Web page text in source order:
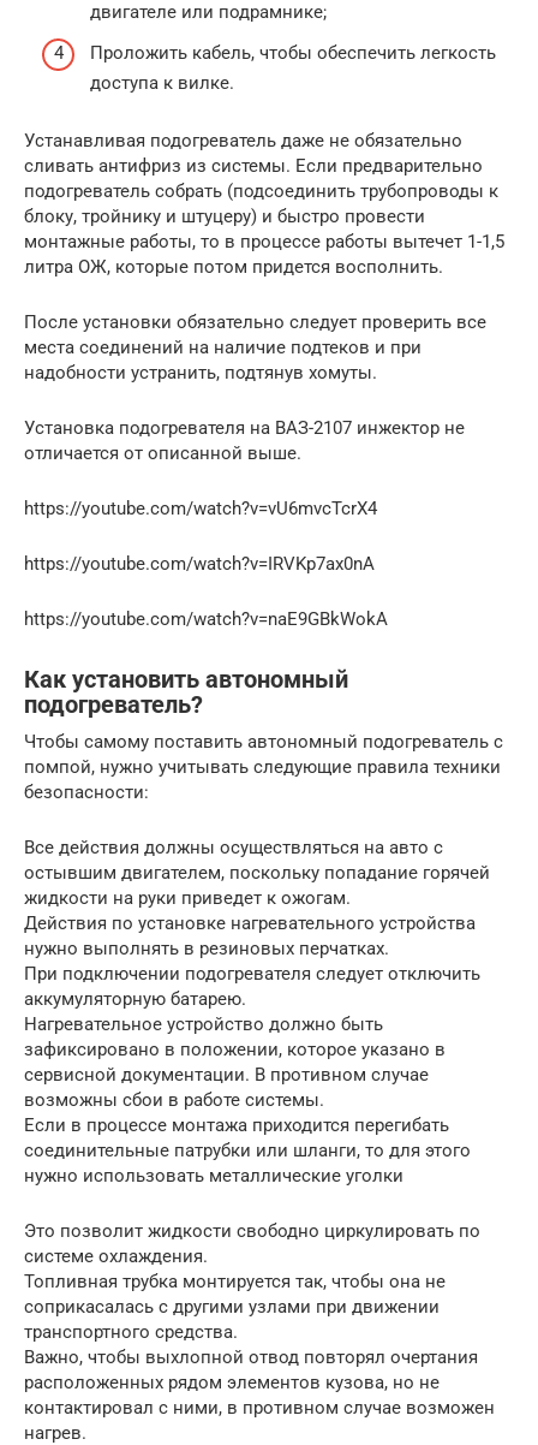
двигателе или подрамнике;
Проложить кабель, чтобы обеспечить легкость
доступа к вилке.
Устанавливая подогреватель даже не обязательно
сливать антифриз из системы. Если предварительно
подогреватель собрать (подсоединить трубопроводы к
блоку, тройнику и штуцеру) и быстро провести
монтажные работы, то в процессе работы вытечет 1-1,5
литра ОЖ, которые потом придется восполнить.
После установки обязательно следует проверить все
места соединений на наличие подтеков и при
надобности устранить, подтянув хомуты.
Установка подогревателя на ВАЗ-2107 инжектор не
отличается от описанной выше.
https://youtube.com/watch?v=vU6mvcTcrX4
https://youtube.com/watch?v=IRVKp7ax0nA
https://youtube.com/watch?v=naE9GBkWokA
Как установить автономный
подогреватель?
Чтобы самому поставить автономный подогреватель с
помпой, нужно учитывать следующие правила техники
безопасности:
Все действия должны осуществляться на авто с
остывшим двигателем, поскольку попадание горячей
жидкости на руки приведет к ожогам.
Действия по установке нагревательного устройства
нужно выполнять в резиновых перчатках.
При подключении подогревателя следует отключить
аккумуляторную батарею.
Нагревательное устройство должно быть
зафиксировано в положении, которое указано в
сервисной документации. В противном случае
возможны сбои в работе системы.
Если в процессе монтажа приходится перегибать
соединительные патрубки или шланги, то для этого
нужно использовать металлические уголки
Это позволит жидкости свободно циркулировать по
системе охлаждения.
Топливная трубка монтируется так, чтобы она не
соприкасалась с другими узлами при движении
транспортного средства.
Важно, чтобы выхлопной отвод повторял очертания
расположенных рядом элементов кузова, но не
контактировал с ними, в противном случае возможен
нагрев.